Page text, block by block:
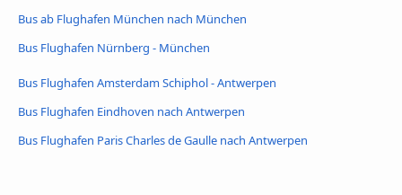
Bus ab Flughafen München nach München
Bus Flughafen Nürnberg - München
Bus Flughafen Amsterdam Schiphol - Antwerpen
Bus Flughafen Eindhoven nach Antwerpen
Bus Flughafen Paris Charles de Gaulle nach Antwerpen